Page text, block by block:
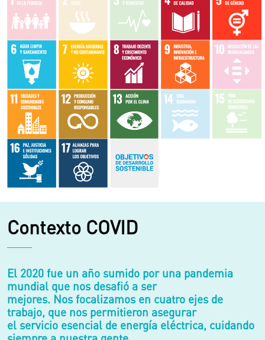
Contexto COVID
El 2020 fue un año sumido por una pandemia
mundial que nos desafió a ser
mejores. Nos focalizamos en cuatro ejes de
trabajo, que nos permitieron asegurar
el servicio esencial de energía eléctrica, cuidando